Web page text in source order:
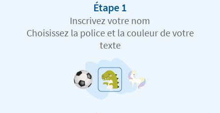
Étape 1
Inscrivez votre nom
Choisissez la police et la couleur de votre
texte